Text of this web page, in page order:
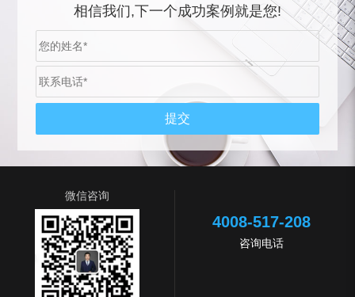
相信我们,下一个成功案例就是您!
微信咨询
4008-517-208
咨询电话